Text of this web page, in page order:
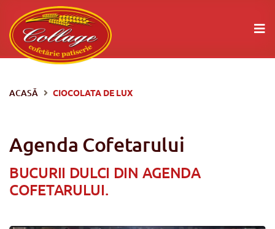
ACASĂ CIOCOLATA DE LUX
Agenda Cofetarului
BUCURII DULCI DIN AGENDA
COFETARULUI.